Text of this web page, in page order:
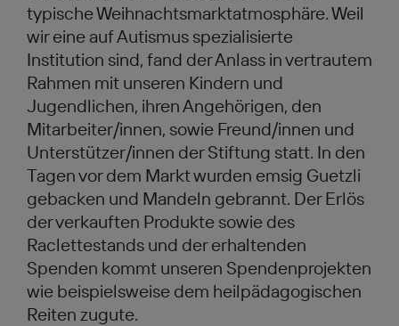
typische Weihnachtsmarktatmosphäre. Weil
wir eine auf Autismus spezialisierte
Institution sind, fand der Anlass in vertrautem
Rahmen mit unseren Kindern und
Jugendlichen, ihren Angehörigen, den
Mitarbeiter/innen, sowie Freund/innen und
Unterstützer/innen der Stiftung statt. In den
Tagen vor dem Markt wurden emsig Guetzli
gebacken und Mandeln gebrannt. Der Erlös
der verkauften Produkte sowie des
Raclettestands und der erhaltenden
Spenden kommt unseren Spendenprojekten
wie beispielsweise dem heilpädagogischen
Reiten zugute.